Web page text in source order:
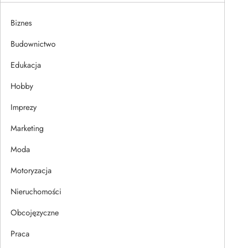
g
a
c
a
w
p
u
Biznes
Budownictwo
Edukacja
Hobby
Imprezy
Marketing
Moda
Motoryzacja
Nieruchomości
Obcojęzyczne
Praca